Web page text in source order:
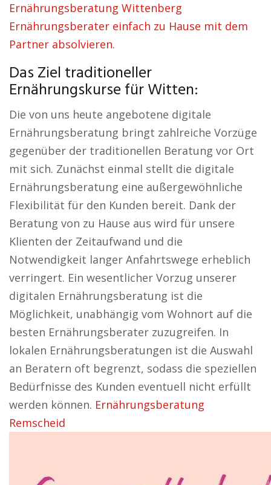
Ernährungsberatung Wittenberg
Ernährungsberater einfach zu Hause mit dem
Partner absolvieren.
Das Ziel traditioneller
Ernährungskurse für Witten:
Die von uns heute angebotene digitale
Ernährungsberatung bringt zahlreiche Vorzüge
gegenüber der traditionellen Beratung vor Ort
mit sich. Zunächst einmal stellt die digitale
Ernährungsberatung eine außergewöhnliche
Flexibilität für den Kunden bereit. Dank der
Beratung von zu Hause aus wird für unsere
Klienten der Zeitaufwand und die
Notwendigkeit langer Anfahrtswege erheblich
verringert. Ein wesentlicher Vorzug unserer
digitalen Ernährungsberatung ist die
Möglichkeit, unabhängig vom Wohnort auf die
besten Ernährungsberater zuzugreifen. In
lokalen Ernährungsberatungen ist die Auswahl
an Beratern oft begrenzt, sodass die speziellen
Bedürfnisse des Kunden eventuell nicht erfüllt
werden können. Ernährungsberatung
Remscheid